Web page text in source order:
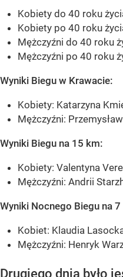
Kobiety do 40 roku
Kobiety po 40 roku
Mężczyźni do 40 roku
Mężczyźni po 40 roku
Wyniki Biegu w Krawacie:
Kobiety: Katarzyna
Mężczyźni:
Wyniki Biegu na 15 km:
Kobiety: Valentyna
Mężczyźni: Andrii
Wyniki Nocnego Biegu na
Kobiet: Klaudia
Mężczyźni: Henryk
Drugiego dnia było